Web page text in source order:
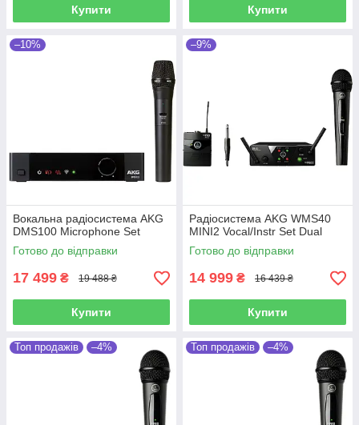
Купити Купити
–10%
Вокальна радіосистема AKG
DMS100 Microphone Set
Готово до відправки
17 499 ₴ 19 488 ₴
Купити
–9%
Радіосистема AKG WMS40
MINI2 Vocal/Instr Set Dual
Готово до відправки
14 999 ₴ 16 439 ₴
Купити
Топ продажів –4% Топ продажів –4%